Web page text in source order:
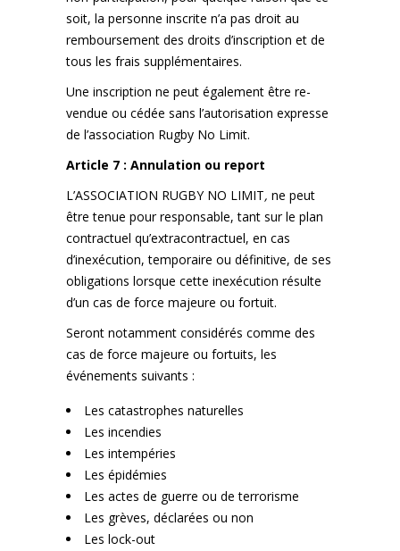
soit, la personne inscrite n’a pas droit au
remboursement des droits d’inscription et de
tous les frais supplémentaires.
Une inscription ne peut également être re-
vendue ou cédée sans l’autorisation expresse
de l’association Rugby No Limit.
Article 7 : Annulation ou report
L’ASSOCIATION RUGBY NO LIMIT, ne peut
être tenue pour responsable, tant sur le plan
contractuel qu’extracontractuel, en cas
d’inexécution, temporaire ou définitive, de ses
obligations lorsque cette inexécution résulte
d’un cas de force majeure ou fortuit.
Seront notamment considérés comme des
cas de force majeure ou fortuits, les
événements suivants :
Les catastrophes naturelles
Les incendies
Les intempéries
Les épidémies
Les actes de guerre ou de terrorisme
Les grèves, déclarées ou non
Les lock-out